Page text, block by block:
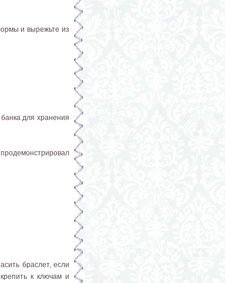
и вырежьте из
для хранения
браслет, если
к ключам и